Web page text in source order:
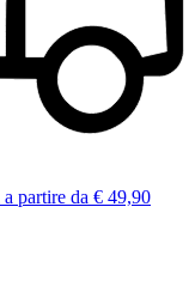
a partire da € 49,90